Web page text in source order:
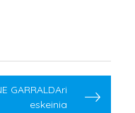
GARRALDAri
eskeinia